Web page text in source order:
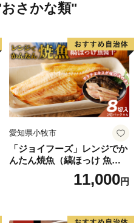
ンター
３０（祝土日を除く）
２
しております
さかな類"
愛知県小牧市
「ジョイフーズ」レンジでか
んたん焼魚（縞ほっけ 魚醤
11,000円